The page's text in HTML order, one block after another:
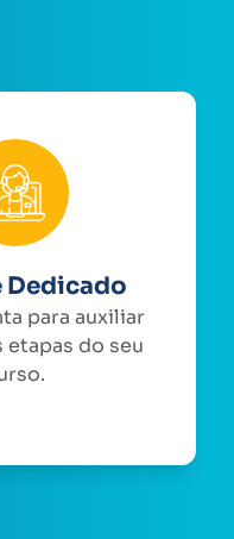
Dedicado
para auxiliar
etapas do seu